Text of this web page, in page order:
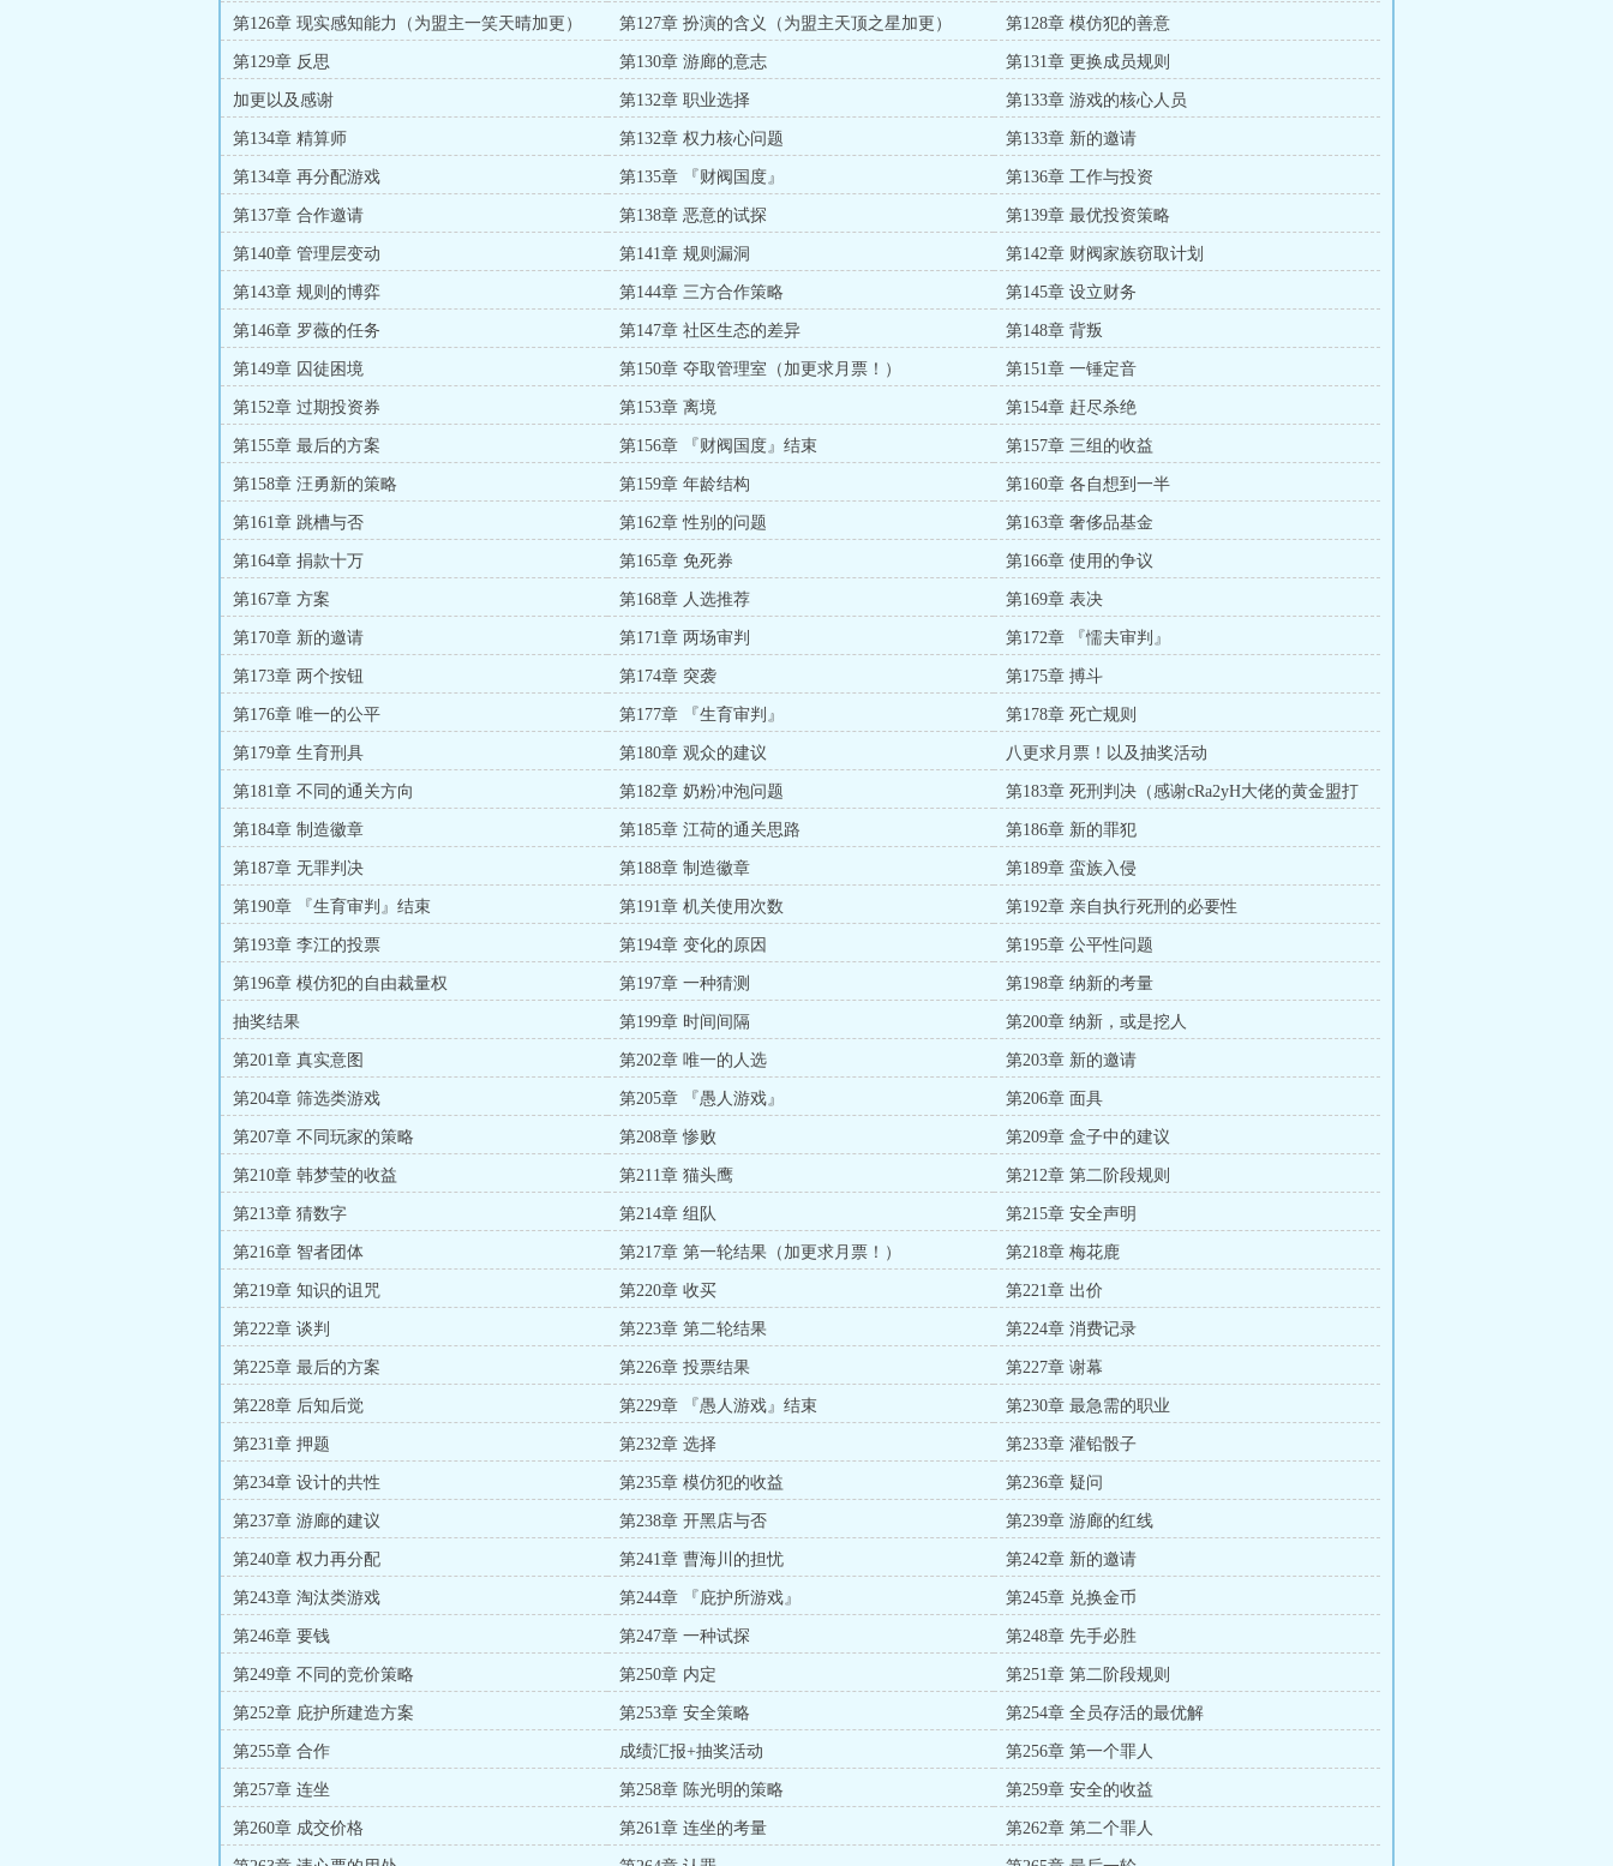
第126章 现实感知能力（为盟主一笑天晴加更） 第127章 扮演的含义（为盟主天顶之星加更） 第128章 模仿犯的善意
第129章 反思 第130章 游廊的意志 第131章 更换成员规则
加更以及感谢 第132章 职业选择 第133章 游戏的核心人员
第134章 精算师 第132章 权力核心问题 第133章 新的邀请
第134章 再分配游戏 第135章 『财阀国度』 第136章 工作与投资
第137章 合作邀请 第138章 恶意的试探 第139章 最优投资策略
第140章 管理层变动 第141章 规则漏洞 第142章 财阀家族窃取计划
第143章 规则的博弈 第144章 三方合作策略 第145章 设立财务
第146章 罗薇的任务 第147章 社区生态的差异 第148章 背叛
第149章 囚徒困境 第150章 夺取管理室（加更求月票！） 第151章 一锤定音
第152章 过期投资券 第153章 离境 第154章 赶尽杀绝
第155章 最后的方案 第156章 『财阀国度』结束 第157章 三组的收益
第158章 汪勇新的策略 第159章 年龄结构 第160章 各自想到一半
第161章 跳槽与否 第162章 性别的问题 第163章 奢侈品基金
第164章 捐款十万 第165章 免死券 第166章 使用的争议
第167章 方案 第168章 人选推荐 第169章 表决
第170章 新的邀请 第171章 两场审判 第172章 『懦夫审判』
第173章 两个按钮 第174章 突袭 第175章 搏斗
第176章 唯一的公平 第177章 『生育审判』 第178章 死亡规则
第179章 生育刑具 第180章 观众的建议 八更求月票！以及抽奖活动
第181章 不同的通关方向 第182章 奶粉冲泡问题
第183章 死刑判决（感谢cRa2yH大佬的黄金盟打
赏！）
第184章 制造徽章 第185章 江荷的通关思路 第186章 新的罪犯
第187章 无罪判决 第188章 制造徽章 第189章 蛮族入侵
第190章 『生育审判』结束 第191章 机关使用次数 第192章 亲自执行死刑的必要性
第193章 李江的投票 第194章 变化的原因 第195章 公平性问题
第196章 模仿犯的自由裁量权 第197章 一种猜测 第198章 纳新的考量
抽奖结果 第199章 时间间隔 第200章 纳新，或是挖人
第201章 真实意图 第202章 唯一的人选 第203章 新的邀请
第204章 筛选类游戏 第205章 『愚人游戏』 第206章 面具
第207章 不同玩家的策略 第208章 惨败 第209章 盒子中的建议
第210章 韩梦莹的收益 第211章 猫头鹰 第212章 第二阶段规则
第213章 猜数字 第214章 组队 第215章 安全声明
第216章 智者团体 第217章 第一轮结果（加更求月票！） 第218章 梅花鹿
第219章 知识的诅咒 第220章 收买 第221章 出价
第222章 谈判 第223章 第二轮结果 第224章 消费记录
第225章 最后的方案 第226章 投票结果 第227章 谢幕
第228章 后知后觉 第229章 『愚人游戏』结束 第230章 最急需的职业
第231章 押题 第232章 选择 第233章 灌铅骰子
第234章 设计的共性 第235章 模仿犯的收益 第236章 疑问
第237章 游廊的建议 第238章 开黑店与否 第239章 游廊的红线
第240章 权力再分配 第241章 曹海川的担忧 第242章 新的邀请
第243章 淘汰类游戏 第244章 『庇护所游戏』 第245章 兑换金币
第246章 要钱 第247章 一种试探 第248章 先手必胜
第249章 不同的竞价策略 第250章 内定 第251章 第二阶段规则
第252章 庇护所建造方案 第253章 安全策略 第254章 全员存活的最优解
第255章 合作 成绩汇报+抽奖活动 第256章 第一个罪人
第257章 连坐 第258章 陈光明的策略 第259章 安全的收益
第260章 成交价格 第261章 连坐的考量 第262章 第二个罪人